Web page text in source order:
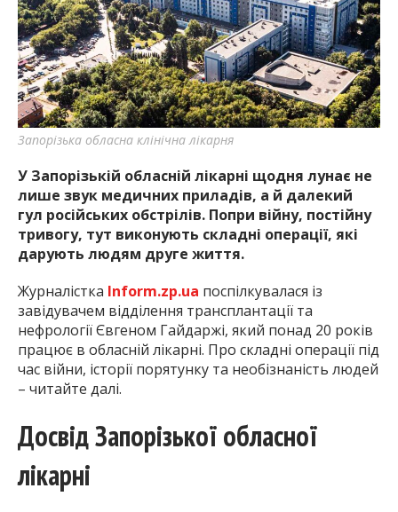
найважливішу інформацію про події
міста Запоріжжя та області.
Запорізька обласна клінічна лікарня
У Запорізькій обласній лікарні щодня лунає не
лише звук медичних приладів, а й далекий
гул російських обстрілів. Попри війну, постійну
тривогу, тут виконують складні операції, які
дарують людям друге життя.
Журналістка Inform.zp.ua поспілкувалася із
завідувачем відділення трансплантації та
нефрології Євгеном Гайдаржі, який понад 20 років
працює в обласній лікарні. Про складні операції під
час війни, історії порятунку та необізнаність людей
– читайте далі.
Досвід Запорізької обласної
лікарні